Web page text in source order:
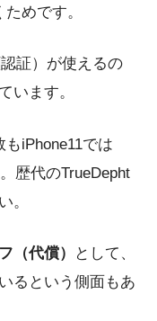
めです。
証）が使えるの
います。
iPhone11では
歴代のTrueDepht
。
（代償）
として、
るという側面もあ